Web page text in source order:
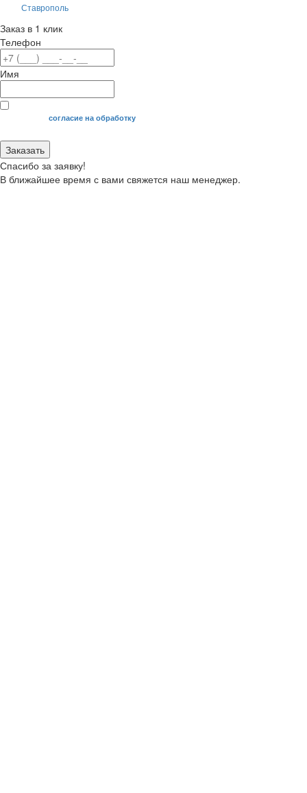
Ставрополь
Заказ в 1 клик
Телефон
Имя
Я даю своесогласие на обработку
Заказать
Спасибо за заявку!
В ближайшее время с вами свяжется наш менеджер.